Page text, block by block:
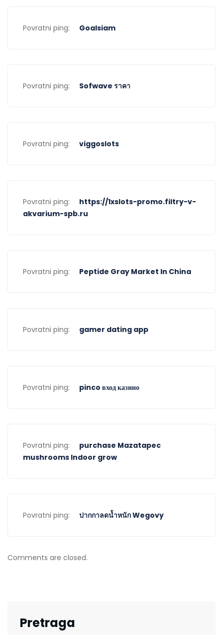
Povratni ping: Goalsiam
Povratni ping: Sofwave ราคา
Povratni ping: viggoslots
Povratni ping:
https://1xslots-promo.filtry-v-
akvarium-spb.ru
Povratni ping: Peptide Gray Market In China
Povratni ping: gamer dating app
Povratni ping: pinco вход казино
Povratni ping:
purchase Mazatapec
mushrooms Indoor grow
Povratni ping: ปากกาลดน้ำหนัก Wegovy
Comments are closed.
Pretraga